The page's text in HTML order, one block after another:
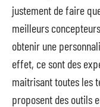
justement de faire
meilleurs
obtenir une
effet, ce sont des
maitrisant toutes les
proposent des outils